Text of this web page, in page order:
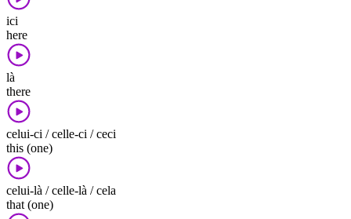
ici
here
là
there
celui-ci / celle-ci / ceci
this (one)
celui-là / celle-là / cela
that (one)